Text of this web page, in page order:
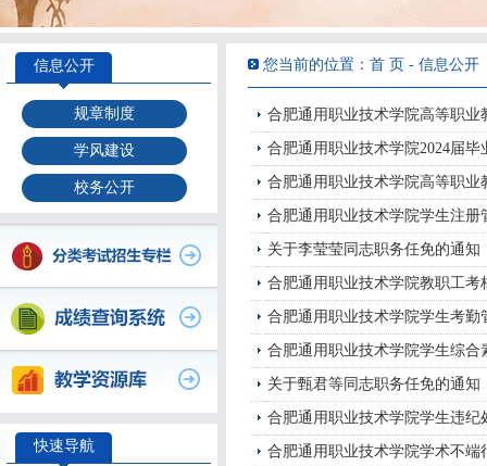
信息公开
规章制度
学风建设
校务公开
快速导航
您当前的位置：首 页 - 信息公开
合肥通用职业技术学院高等职业
合肥通用职业技术学院2024届
合肥通用职业技术学院高等职业
合肥通用职业技术学院学生注册
关于李莹莹同志职务任免的通知
合肥通用职业技术学院教职工考
合肥通用职业技术学院学生考勤
合肥通用职业技术学院学生综合
关于甄君等同志职务任免的通知
合肥通用职业技术学院学生违纪
合肥通用职业技术学院学术不端